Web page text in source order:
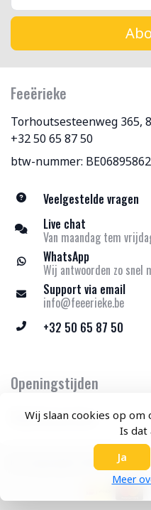
Wij slaan cookies op
Is dat
Ja
Meer
Feeërieke
Torhoutsesteenweg 365,
+32 50 65 87 50
btw-nummer:
Veelgestelde vragen
Live chat
Van maandag tem
WhatsApp
Wij antwoorden zo snel
Support via email
info@feeerieke.be
+32 50 65 87 50
Openingstijden
Klantenservice
© Copyright 2026